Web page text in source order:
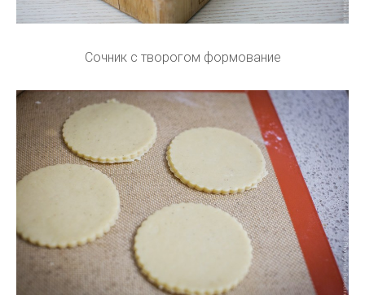
Сочник с творогом формование